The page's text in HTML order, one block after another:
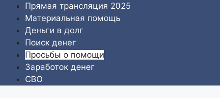
Перейти
содержимому
Прямая трансляция 2025
Материальная помощь
Деньги в долг
Поиск денег
Просьбы о помощи
Заработок денег
СВО